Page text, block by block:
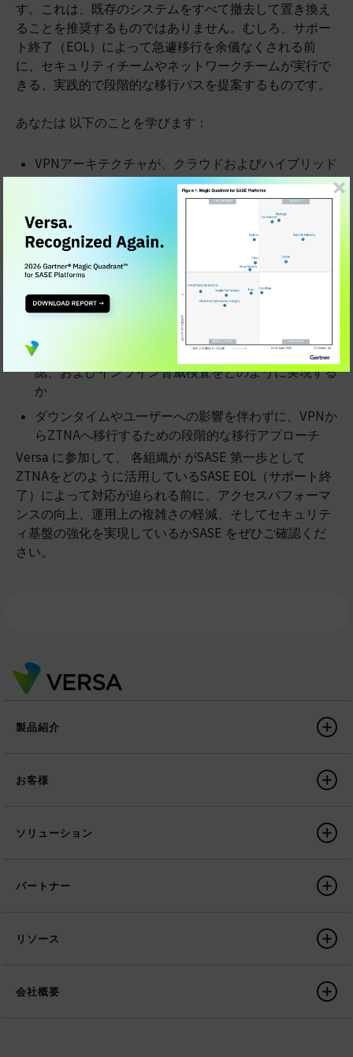
す。これは、既存のシステムをすべて撤去して置き換え
ることを推奨するものではありません。むしろ、サポー
ト終了（EOL）によって急遽移行を余儀なくされる前
に、セキュリティチームやネットワークチームが実行で
きる、実践的で段階的な移行パスを提案するものです。
あなたは 以下のことを学びます：
VPNアーキテクチャが、クラウドおよびハイブリッド
環境において、構造的なセキュリティ上の制約や運用
ZTNAが、ネットワークではなくアプリケーションへ
のアクセスにおいて、最小権限の原則に基づき、ID
およびデバイスを考慮したアクセス制御をどのように
長期的なSASE の構築において最も重要なZTNAの機
統合型ZTNAが、継続的な検証、デバイスの状態確
認、およびインライン脅威検査をどのように実現する
か
ダウンタイムやユーザーへの影響を伴わずに、VPNか
らZTNAへ移行するための段階的な移行アプローチ
Versa に参加して、 各組織が がSASE 第一歩として
ZTNAをどのように活用しているSASE EOL（サポート終
了）によって対応が迫られる前に、アクセスパフォーマ
ンスの向上、運用上の複雑さの軽減、そしてセキュリテ
ィ基盤の強化を実現しているかSASE をぜひご確認くだ
さい。
製品紹介
お客様
ソリューション
パートナー
リソース
会社概要